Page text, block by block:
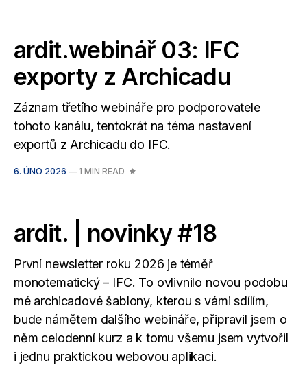
ardit.webinář 03: IFC
exporty z Archicadu
Záznam třetího webináře pro podporovatele
tohoto kanálu, tentokrát na téma nastavení
exportů z Archicadu do IFC.
6. ÚNO 2026 — 1 MIN READ
ardit. | novinky #18
První newsletter roku 2026 je téměř
monotematický – IFC. To ovlivnilo novou podobu
mé archicadové šablony, kterou s vámi sdílím,
bude námětem dalšího webináře, připravil jsem o
něm celodenní kurz a k tomu všemu jsem vytvořil
i jednu praktickou webovou aplikaci.